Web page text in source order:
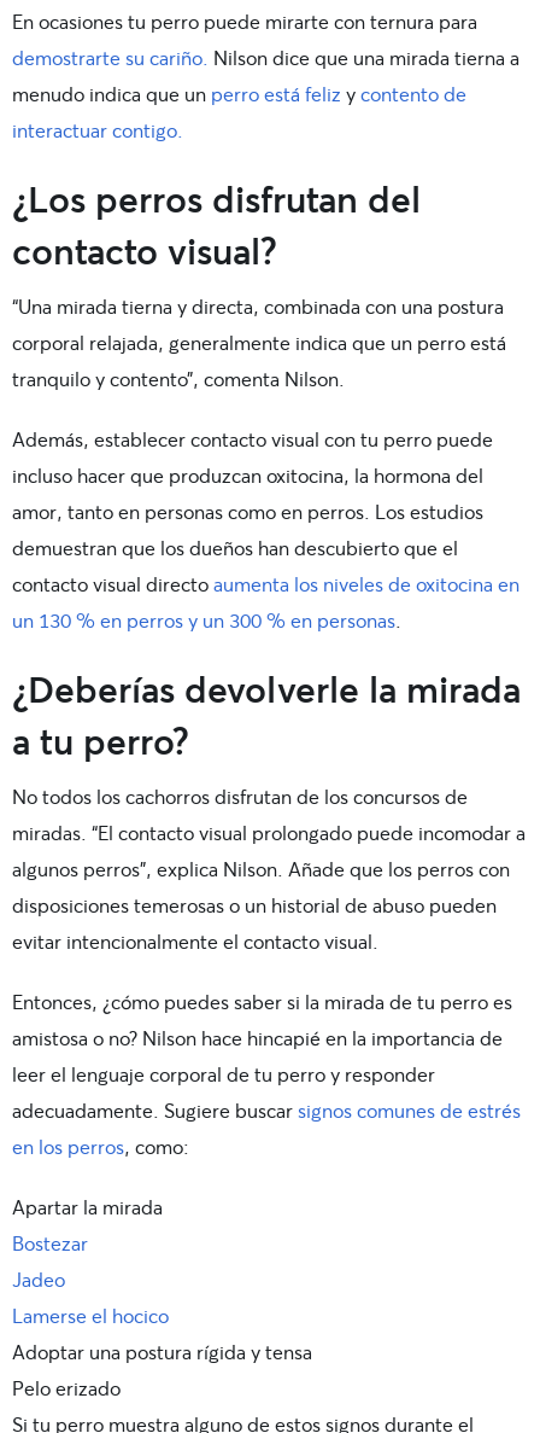
En ocasiones tu perro puede mirarte con ternura para
demostrarte su cariño. Nilson dice que una mirada tierna a
menudo indica que un perro está feliz ycontento de
interactuar contigo.
¿Los perros disfrutan del
contacto visual?
“Una mirada tierna y directa, combinada con una postura
corporal relajada, generalmente indica que un perro está
tranquilo y contento”, comenta Nilson.
Además, establecer contacto visual con tu perro puede
incluso hacer que produzcan oxitocina, la hormona del
amor, tanto en personas como en perros. Los estudios
demuestran que los dueños han descubierto que el
contacto visual directoaumenta los niveles de oxitocina en
un 130 % en perros y un 300 % en personas.
¿Deberías devolverle la mirada
a tu perro?
No todos los cachorros disfrutan de los concursos de
miradas. “El contacto visual prolongado puede incomodar a
algunos perros”, explica Nilson. Añade que los perros con
disposiciones temerosas o un historial de abuso pueden
evitar intencionalmente el contacto visual.
Entonces, ¿cómo puedes saber si la mirada de tu perro es
amistosa o no? Nilson hace hincapié en la importancia de
leer el lenguaje corporal de tu perro y responder
adecuadamente. Sugiere buscarsignos comunes de estrés
en los perros, como:
Apartar la mirada
Bostezar
Jadeo
Lamerse el hocico
Adoptar una postura rígida y tensa
Pelo erizado
Si tu perro muestra alguno de estos signos durante el